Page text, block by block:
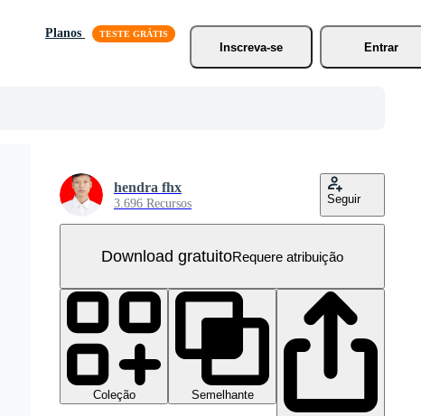
Planos
Inscreva-se
Entrar
hendra fhx
3.696 Recursos Seguir
Download gratuitoRequere atribuição
Coleção
Semelhante